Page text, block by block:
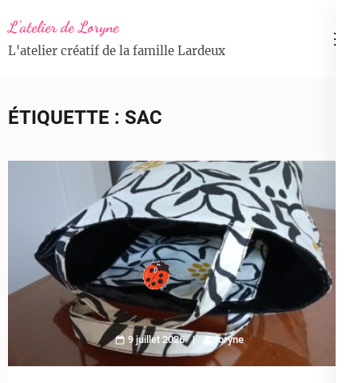
au
contenu
Entrée)
L'atelier de Loryne
L'atelier créatif de la famille Lardeux
ÉTIQUETTE : SAC
9 juillet 2026 loryne